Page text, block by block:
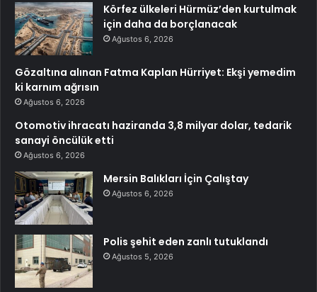
Körfez ülkeleri Hürmüz’den kurtulmak
için daha da borçlanacak
Ağustos 6, 2026
Gözaltına alınan Fatma Kaplan Hürriyet: Ekşi yemedim
ki karnım ağrısın
Ağustos 6, 2026
Otomotiv ihracatı haziranda 3,8 milyar dolar, tedarik
sanayi öncülük etti
Ağustos 6, 2026
Mersin Balıkları İçin Çalıştay
Ağustos 6, 2026
Polis şehit eden zanlı tutuklandı
Ağustos 5, 2026